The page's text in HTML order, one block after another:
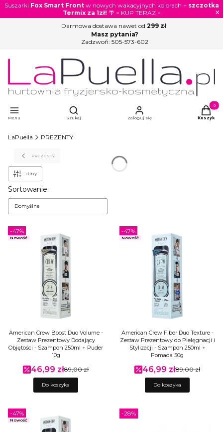
Suszarki Fox Smart Frontw nowych wakacyjnych kolorach + szczotka
Termix za 1zł! 🌴 > KUP TERAZ < ×
Darmowa dostawa nawet od 299 zł!
Masz pytania?
Zadzwoń: 505-573-602
Menu
Otwórz wyszukiwarkę
Szukaj Zaloguj się Koszyk
LaPuella PREZENTY
PREZENTY
Filtry
Lista produktów
Sortowanie:
Domyślne
Nowość
American Crew Boost Duo Volume -
Zestaw Prezentowy Dodający
Objętości - Szampon 250ml + Puder
10g
Cena promocyjna
46,99 zł89,00 zł
-47%
Do koszyka
Nowość
American Crew Fiber Duo Texture -
Zestaw Prezentowy do Pielęgnacji i
Stylizacji - Szampon 250ml +
Pomada 50g
Cena promocyjna
46,99 zł89,00 zł
-47%
Do koszyka
Nowość
-47% -28%